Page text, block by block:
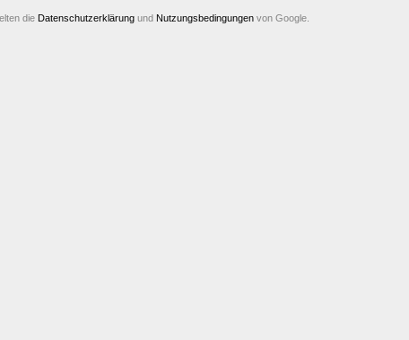
die Datenschutzerklärung und Nutzungsbedingungen von Google.